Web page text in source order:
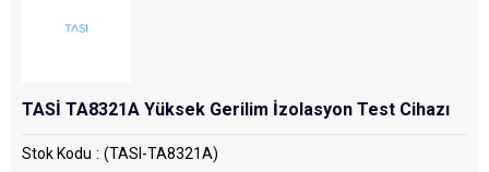
TASİ TA8321A Yüksek Gerilim İzolasyon Test Cihazı
Stok Kodu
(TASI-TA8321A)